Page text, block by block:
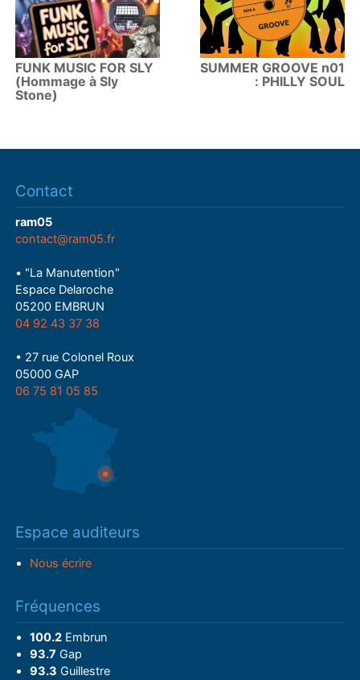
FUNK MUSIC FOR SLY
(Hommage à Sly
Stone)
SUMMER GROOVE n01
: PHILLY SOUL
Contact
ram05
contact@ram05.fr
• "La Manutention"
Espace Delaroche
05200 EMBRUN
04 92 43 37 38
• 27 rue Colonel Roux
05000 GAP
06 75 81 05 85
Espace auditeurs
Nous écrire
Fréquences
100.2Embrun
93.7 Gap
93.3 Guillestre